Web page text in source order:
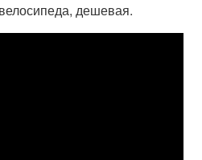
дешевая.